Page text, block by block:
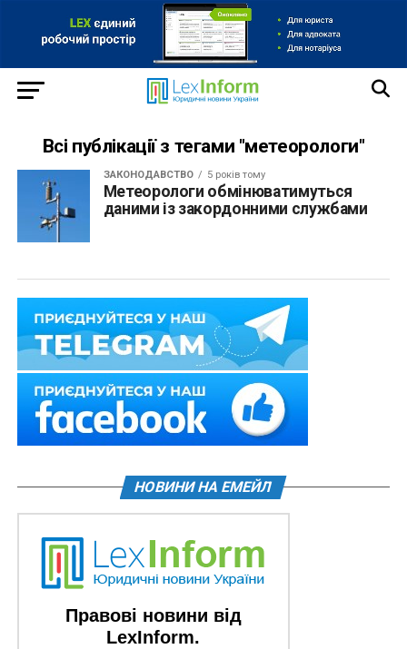
Всі публікації з тегами "метеорологи"
ЗАКОНОДАВСТВО 5 років тому
Метеорологи обмінюватимуться
даними із закордонними службами
НОВИНИ НА ЕМЕЙЛ
Правові новини від
LexInform.